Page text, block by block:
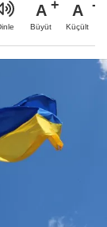
A
Büyüt
A
Küçült